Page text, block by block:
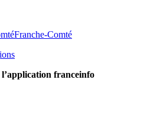
Franche-Comté
franceinfo